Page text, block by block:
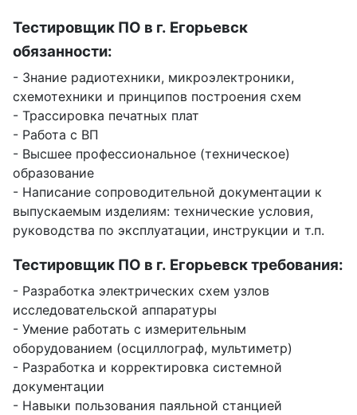
Тестировщик ПО в г. Егорьевск
обязанности:
- Знание радиотехники, микроэлектроники,
схемотехники и принципов построения схем
- Трассировка печатных плат
- Работа с ВП
- Высшее профессиональное (техническое)
образование
- Написание сопроводительной документации к
выпускаемым изделиям: технические условия,
руководства по эксплуатации, инструкции и т.п.
Тестировщик ПО в г. Егорьевск требования:
- Разработка электрических схем узлов
исследовательской аппаратуры
- Умение работать с измерительным
оборудованием (осциллограф, мультиметр)
- Разработка и корректировка системной
документации
- Навыки пользования паяльной станцией